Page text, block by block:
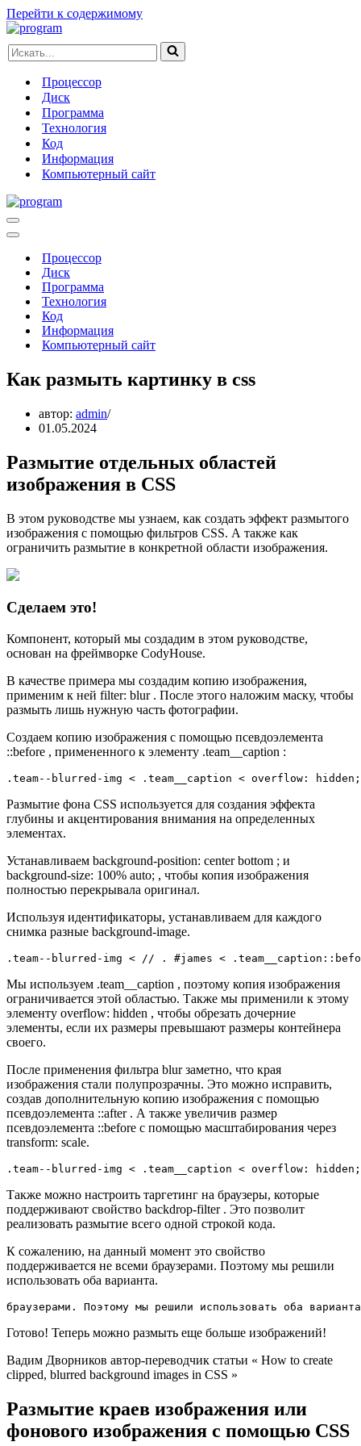
Перейти к содержимому
Искать...
Процессор
Диск
Программа
Технология
Код
Информация
Компьютерный сайт
Меню
навигации
Меню
навигацииПроцессор
Диск
Программа
Технология
Код
Информация
Компьютерный сайт
Как размыть картинку в css
автор: admin
01.05.2024
Размытие отдельных областей
изображения в CSS
В этом руководстве мы узнаем, как создать эффект размытого
изображения с помощью фильтров CSS. А также как
ограничить размытие в конкретной области изображения.
Сделаем это!
Компонент, который мы создадим в этом руководстве,
основан на фреймворке CodyHouse.
В качестве примера мы создадим копию изображения,
применим к ней filter: blur . После этого наложим маску, чтобы
размыть лишь нужную часть фотографии.
Создаем копию изображения с помощью псевдоэлемента
::before , примененного к элементу .team__caption :
.team--blurred-img < .team__caption < overflow:
Размытие фона CSS используется для создания эффекта
глубины и акцентирования внимания на определенных
элементах.
Устанавливаем background-position: center bottom ; и
background-size: 100% auto; , чтобы копия изображения
полностью перекрывала оригинал.
Используя идентификаторы, устанавливаем для каждого
снимка разные background-image.
.team--blurred-img < // . #james <
Мы используем .team__caption , поэтому копия изображения
ограничивается этой областью. Также мы применили к этому
элементу overflow: hidden , чтобы обрезать дочерние
элементы, если их размеры превышают размеры контейнера
своего.
После применения фильтра blur заметно, что края
изображения стали полупрозрачны. Это можно исправить,
создав дополнительную копию изображения с помощью
псевдоэлемента ::after . А также увеличив размер
псевдоэлемента ::before с помощью масштабирования через
transform: scale.
.team--blurred-img < .team__caption < overflow:
Также можно настроить таргетинг на браузеры, которые
поддерживают свойство backdrop-filter . Это позволит
реализовать размытие всего одной строкой кода.
К сожалению, на данный момент это свойство
поддерживается не всеми браузерами. Поэтому мы решили
использовать оба варианта.
браузерами. Поэтому мы решили использовать оба
Готово! Теперь можно размыть еще больше изображений!
Вадим Дворников автор-переводчик статьи « How to create
clipped, blurred background images in CSS »
Размытие краев изображения или
фонового изображения с помощью CSS